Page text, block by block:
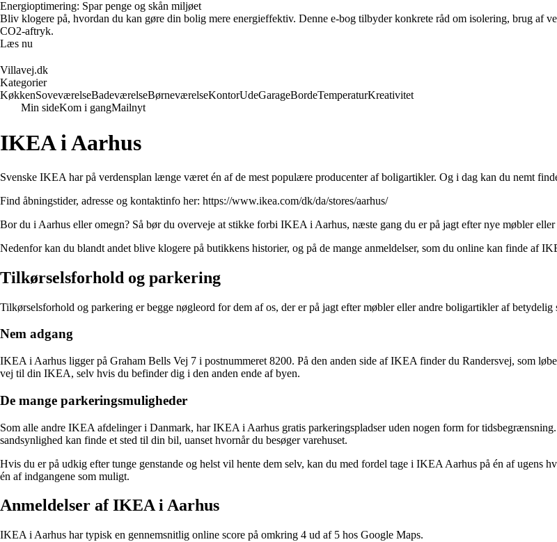
Energioptimering: Spar penge og skån miljøet
Bliv klogere på, hvordan du kan gøre din bolig mere energieffektiv. Denne e-bog tilbyder konkrete råd om isolering, brug af
CO2-aftryk.
Læs nu
Villavej.dk
Kategorier
KøkkenSoveværelseBadeværelseBørneværelseKontorUdeGarageBordeTemperaturKreativitet
Min sideKom i gangMailnyt
IKEA i Aarhus
Svenske IKEA har på verdensplan længe været én af de mest populære producenter af boligartikler. Og i dag kan du nemt
Find åbningstider, adresse og kontaktinfo her: https://www.ikea.com/dk/da/stores/aarhus/
Bor du i Aarhus eller omegn? Så bør du overveje at stikke forbi IKEA i Aarhus, næste gang du er på jagt efter nye møbler
Nedenfor kan du blandt andet blive klogere på butikkens historier, og på de mange anmeldelser, som du online kan finde af
Tilkørselsforhold og parkering
Tilkørselsforhold og parkering er begge nøgleord for dem af os, der er på jagt efter møbler eller andre boligartikler af
Nem adgang
IKEA i Aarhus ligger på Graham Bells Vej 7 i postnummeret 8200. På den anden side af IKEA finder du Randersvej, som
vej til din IKEA, selv hvis du befinder dig i den anden ende af byen.
De mange parkeringsmuligheder
Som alle andre IKEA afdelinger i Danmark, har IKEA i Aarhus gratis parkeringspladser uden nogen form for
sandsynlighed kan finde et sted til din bil, uanset hvornår du besøger varehuset.
Hvis du er på udkig efter tunge genstande og helst vil hente dem selv, kan du med fordel tage i IKEA Aarhus på én af ugens
én af indgangene som muligt.
Anmeldelser af IKEA i Aarhus
IKEA i Aarhus har typisk en gennemsnitlig online score på omkring 4 ud af 5 hos Google Maps.